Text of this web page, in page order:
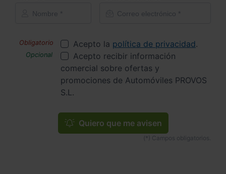
Acepto la política de privacidad.
Acepto recibir información
comercial sobre ofertas y
promociones de Automóviles PROVOS
S.L.
Quiero que me avisen